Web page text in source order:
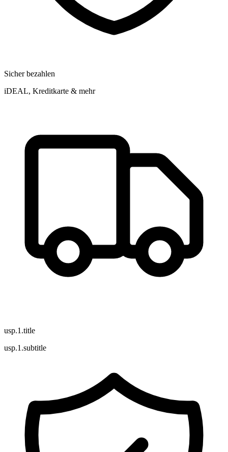
Sicher bezahlen
iDEAL, Kreditkarte & mehr
usp.1.title
usp.1.subtitle